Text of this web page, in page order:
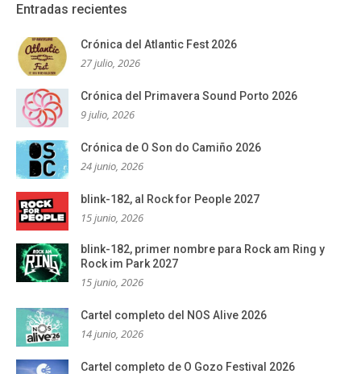
Entradas recientes
Crónica del Atlantic Fest 2026
27 julio, 2026
Crónica del Primavera Sound Porto 2026
9 julio, 2026
Crónica de O Son do Camiño 2026
24 junio, 2026
blink-182, al Rock for People 2027
15 junio, 2026
blink-182, primer nombre para Rock am Ring y
Rock im Park 2027
15 junio, 2026
Cartel completo del NOS Alive 2026
14 junio, 2026
Cartel completo de O Gozo Festival 2026